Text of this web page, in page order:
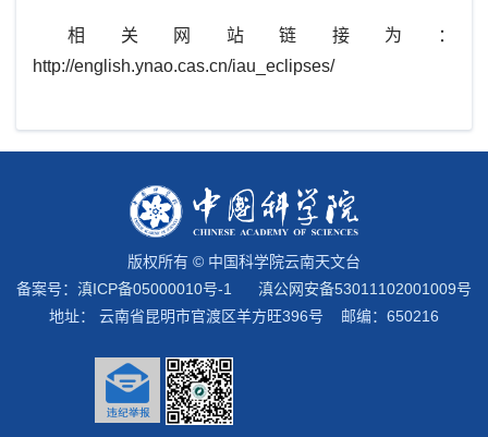
相关网站链接为：
http://english.ynao.cas.cn/iau_eclipses/
版权所有 © 中国科学院云南天文台
备案号： 滇ICP备05000010号-1
滇公网安备53011102001009号
地址： 云南省昆明市官渡区羊方旺396号 邮编：650216